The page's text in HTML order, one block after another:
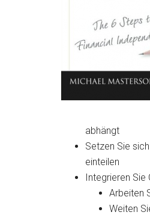
abhängt
Setzen Sie
einteilen
Integrieren Sie
Arbeiten
Weiten